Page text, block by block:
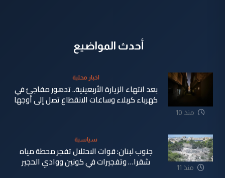
أحدث المواضيع
منذ 10
اخبار محلية
بعد انتهاء الزيارة الأربعينية.. تدهور مفاجئ في
كهرباء كربلاء وساعات الانقطاع تصل إلى أوجها
منذ 11
سياسية
جنوب لبنان: قوات الاحتلال تفجر محطة مياه
شقرا… وتفجيرات في كونين ووادي الحجير